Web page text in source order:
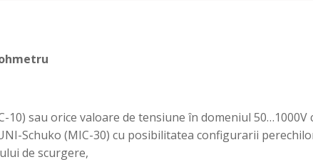
10) sau orice valoare de tensiune în domeniul 50…1000V
Schuko (MIC-30) cu posibilitatea configurarii
de scurgere,